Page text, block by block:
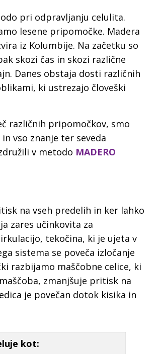
pri odpravljanju celulita.
lesene pripomočke. Madera
iz Kolumbije. Na začetku so
skozi čas in skozi različne
Danes obstaja dosti različnih
ki ustrezajo človeški
različnih pripomočkov, smo
vso znanje ter seveda
v metodo MADERO
na vseh predelih in ker lahko
zares učinkovita za
tekočina, ki je ujeta v
sistema se poveča izločanje
razbijamo maščobne celice, ki
zmanjšuje pritisk na
je povečan dotok kisika in
kot: